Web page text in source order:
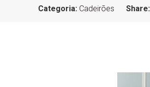
Categoria: Cadeirões Share: